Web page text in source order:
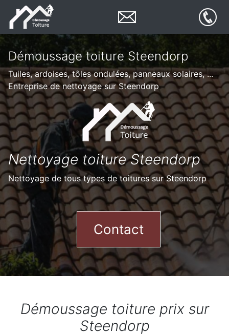
Démoussage toiture Steendorp
Tuiles, ardoises, tôles ondulées, panneaux solaires, ...
Entreprise de nettoyage sur Steendorp
Nettoyage toiture Steendorp
Nettoyage de tous types de toitures sur Steendorp
Contact
Démoussage toiture prix sur
Steendorp